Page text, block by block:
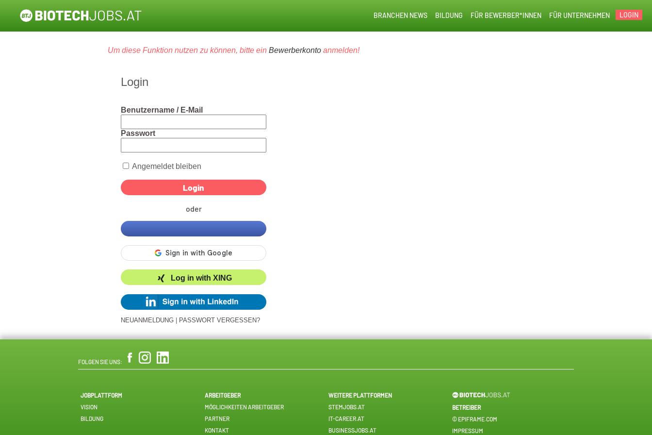
LOGIN
FÜR UNTERNEHMEN
FÜR BEWERBER*INNEN
BILDUNG
BRANCHEN NEWS
Um diese Funktion nutzen zu können, bitte ein Bewerberkonto anmelden!
Login
Benutzername / E-Mail
Passwort
Angemeldet bleiben
oder
Log in with XING
NEUANMELDUNG PASSWORT VERGESSEN?
FOLGEN SIE UNS:
JOBPLATTFORM
VISION
BILDUNG
ARBEITGEBER
MÖGLICHKEITEN ARBEITGEBER
PARTNER
KONTAKT
WEITERE PLATTFORMEN
STEMJOBS.AT
IT-CAREER.AT
BUSINESSJOBS.AT
BETREIBER
© EPIFRAME.COM
IMPRESSUM